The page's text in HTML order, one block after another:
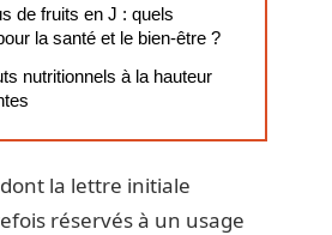
de fruits en J : quels
la santé et le bien-être ?
nutritionnels à la hauteur
la lettre initiale
réservés à un usage